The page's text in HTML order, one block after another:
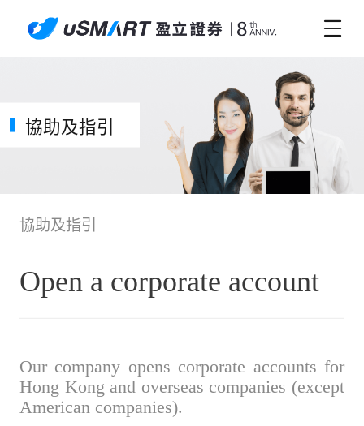
協助及指引
協助及指引
Open a corporate account
Our company opens corporate accounts for
Hong Kong and overseas companies (except
American companies).